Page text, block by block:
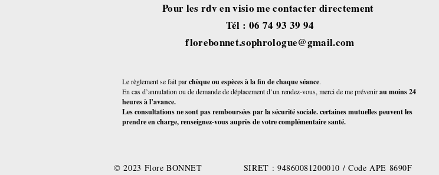
Pour les rdv en visio me contacter directement
​​Tél : 06 74 93 39 94
florebonnet.sophrologue@gmail.com
Le règlement se fait parchèque ou espèces à la fin de chaque séance.
En cas d’annulation ou de demande de déplacement d’un rendez-vous, merci de me prévenirau moins 24
heures à l’avance.
Les consultations ne sont pas remboursées par la sécurité sociale. certaines mutuelles peuvent les
prendre en charge, renseignez-vous auprès de votre complémentaire santé.
© 2023 Flore BONNET SIRET : 94860081200010 / Code APE 8690F